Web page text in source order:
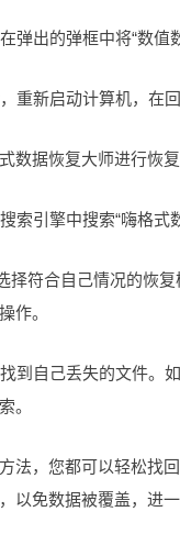
弹出的弹框中将“数值
重新启动计算机，在
数据恢复大师进行恢复
索引擎中搜索“嗨格式
择符合自己情况的恢
作。
到自己丢失的文件。
。
法，您都可以轻松找
以免数据被覆盖，进